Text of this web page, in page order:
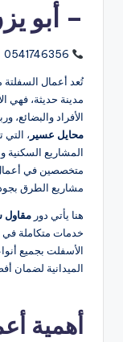
– أبو
تُعد أعمال السفلتة
مدينة حديثة، فهي
الأفراد والبضائع،
محايل عسير ،
المشاريع السكنية
متخصصين في أعمال
مشاريع الطرق
هنا يأتي دور مقاول
خدمات متكاملة
الأسفلت بجميع
الميدانية لضمان
أهمية